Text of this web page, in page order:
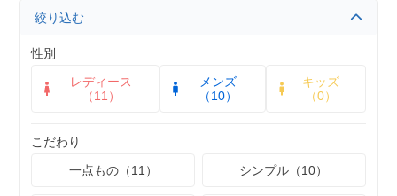
絞り込む
性別
レディース
（11）
メンズ
（10）
キッズ
（0）
こだわり
一点もの（11）
シンプル（10）